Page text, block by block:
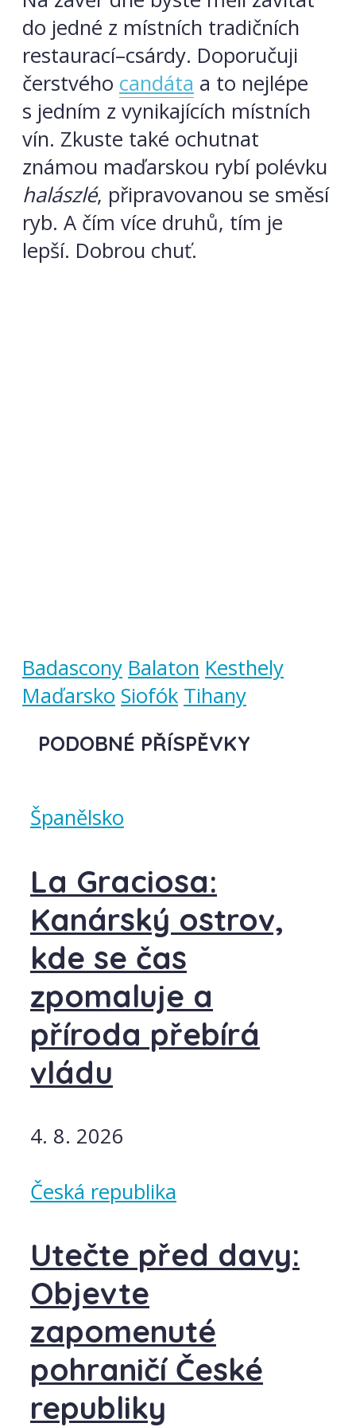
do jedné z místních tradičních
restaurací–csárdy. Doporučuji
čerstvého candáta a to nejlépe
s jedním z vynikajících místních
vín. Zkuste také ochutnat
známou maďarskou rybí polévku
halászlé, připravovanou se směsí
ryb. A čím více druhů, tím je
lepší. Dobrou chuť.
Badascony Balaton Kesthely
Maďarsko Siofók Tihany
PODOBNÉ PŘÍSPĚVKY
Španělsko
La Graciosa:
Kanárský ostrov,
kde se čas
zpomaluje a
příroda přebírá
vládu
4. 8. 2026
Česká republika
Utečte před davy:
Objevte
zapomenuté
pohraničí České
republiky